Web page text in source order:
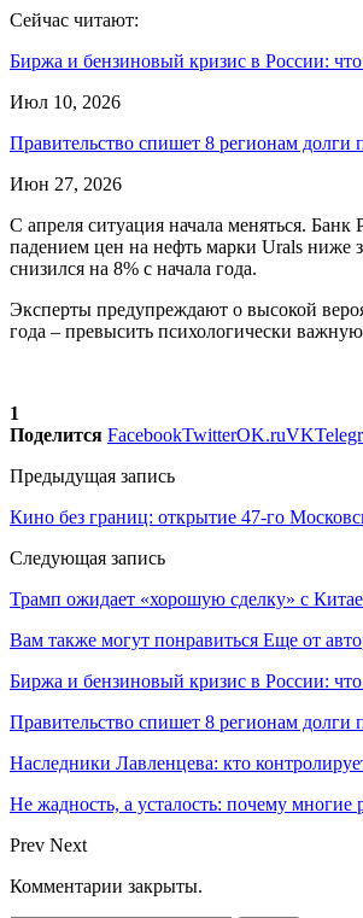
Сейчас читают:
Биржа и бензиновый кризис в России:
Июл 10, 2026
Правительство спишет 8 регионам
Июн 27, 2026
С апреля ситуация начала меняться.
падением цен на нефть марки Urals
снизился на 8% с начала года.
Эксперты предупреждают о высокой
года – превысить психологически
1
Поделится FacebookTwitterOK.ruVK
Предыдущая запись
Кино без границ: открытие 47-го
Следующая запись
Трамп ожидает «хорошую сделку» с
Вам также могут понравиться Еще от
Биржа и бензиновый кризис в России:
Правительство спишет 8 регионам
Наследники Лавленцева: кто
Не жадность, а усталость: почему многие
Prev Next
Комментарии закрыты.